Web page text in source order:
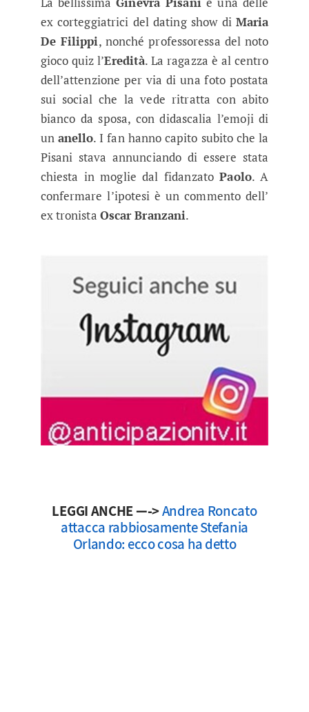
ex corteggiatrici del dating show di Maria
De Filippi, nonché professoressa del noto
gioco quiz l’Eredità. La ragazza è al centro
dell’attenzione per via di una foto postata
sui social che la vede ritratta con abito
bianco da sposa, con didascalia l’emoji di
un anello. I fan hanno capito subito che la
Pisani stava annunciando di essere stata
chiesta in moglie dal fidanzatoPaolo. A
confermare l’ipotesi è un commento dell’
ex tronista Oscar Branzani.
LEGGI ANCHE —->Andrea Roncato
attacca rabbiosamente Stefania
Orlando: ecco cosa ha detto